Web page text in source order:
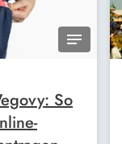
So